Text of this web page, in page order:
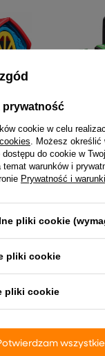
prywatność
cookie w celu
. Możesz określić
do cookie w
warunków i
Prywatność i
pliki cookie
pliki cookie
pliki cookie
wszystkie